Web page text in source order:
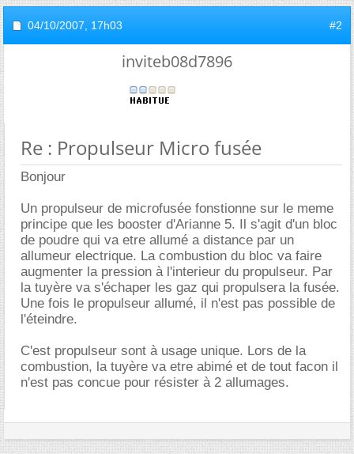
04/10/2007, 17h03 #2
inviteb08d7896
Re : Propulseur Micro fusée
Bonjour
Un propulseur de microfusée fonstionne sur le meme
principe que les booster d'Arianne 5. Il s'agit d'un bloc
de poudre qui va etre allumé a distance par un
allumeur electrique. La combustion du bloc va faire
augmenter la pression à l'interieur du propulseur. Par
la tuyère va s'échaper les gaz qui propulsera la fusée.
Une fois le propulseur allumé, il n'est pas possible de
l'éteindre.
C'est propulseur sont à usage unique. Lors de la
combustion, la tuyère va etre abimé et de tout facon il
n'est pas concue pour résister à 2 allumages.